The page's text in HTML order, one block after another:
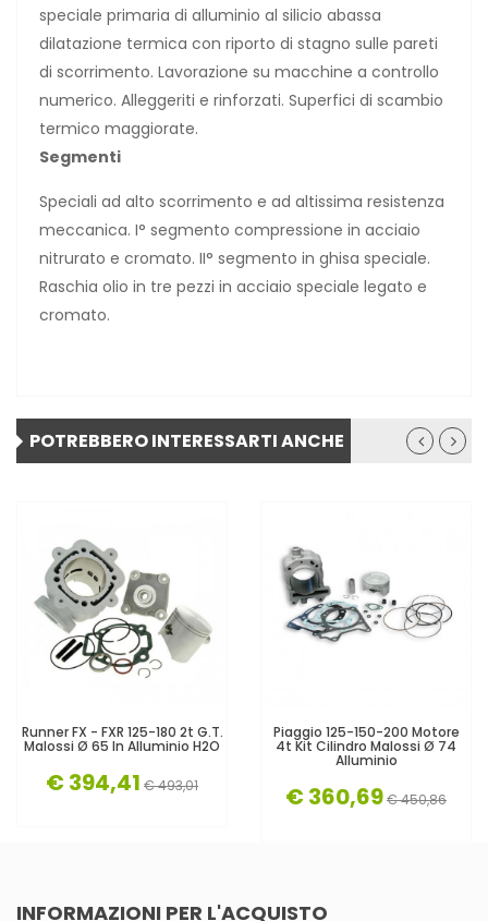
speciale primaria di alluminio al silicio abassa
dilatazione termica con riporto di stagno sulle pareti
di scorrimento. Lavorazione su macchine a controllo
numerico. Alleggeriti e rinforzati. Superfici di scambio
termico maggiorate.
Segmenti
Speciali ad alto scorrimento e ad altissima resistenza
meccanica. I° segmento compressione in acciaio
nitrurato e cromato. II° segmento in ghisa speciale.
Raschia olio in tre pezzi in acciaio speciale legato e
cromato.
POTREBBERO INTERESSARTI ANCHE
Runner FX - FXR 125-180 2t G.T.
Malossi Ø 65 In Alluminio H2O
€ 394,41 € 493,01
Piaggio 125-150-200 Motore
4t Kit Cilindro Malossi Ø 74
Alluminio
€ 360,69€ 450,86
INFORMAZIONI PER L'ACQUISTO